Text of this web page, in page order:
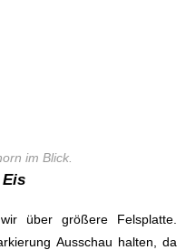
im Blick.
über größere Felsplatte.
Ausschau halten, da